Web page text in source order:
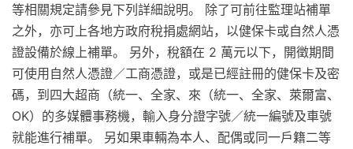
等相關規定請參見下列詳細說明。 除了可前往監理站補單
之外，亦可上各地方政府稅捐處網站，以健保卡或自然人憑
證設備於線上補單。 另外，稅額在 2 萬元以下，開徵期間
可使用自然人憑證／工商憑證，或是已經註冊的健保卡及密
碼，到四大超商（統一、全家、來（統一、全家、萊爾富、
OK）的多媒體事務機，輸入身分證字號／統一編號及車號
就能進行補單。 另如果車輛為本人、配偶或同一戶籍二等